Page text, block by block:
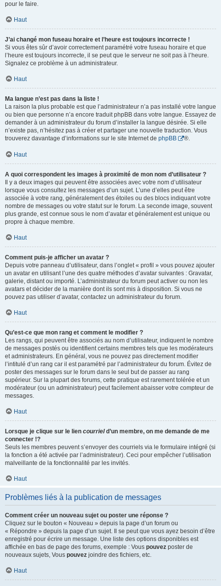
pour le faire.
Haut
J’ai changé mon fuseau horaire et l’heure est toujours incorrecte !
Si vous êtes sûr d’avoir correctement paramétré votre fuseau horaire et que
l’heure est toujours incorrecte, il se peut que le serveur ne soit pas à l’heure.
Signalez ce problème à un administrateur.
Haut
Ma langue n’est pas dans la liste !
La raison la plus probable est que l’administrateur n’a pas installé votre langue
ou bien que personne n’a encore traduit phpBB dans votre langue. Essayez de
demander à un administrateur du forum d’installer la langue désirée. Si elle
n’existe pas, n’hésitez pas à créer et partager une nouvelle traduction. Vous
trouverez davantage d’informations sur le site Internet de phpBB ®.
Haut
A quoi correspondent les images à proximité de mon nom d’utilisateur ?
Il y a deux images qui peuvent être associées avec votre nom d’utilisateur
lorsque vous consultez les messages d’un sujet. L’une d’elles peut être
associée à votre rang, généralement des étoiles ou des blocs indiquant votre
nombre de messages ou votre statut sur le forum. La seconde image, souvent
plus grande, est connue sous le nom d’avatar et généralement est unique ou
propre à chaque membre.
Haut
Comment puis-je afficher un avatar ?
Depuis votre panneau d’utilisateur, dans l’onglet « profil » vous pouvez ajouter
un avatar en utilisant l’une des quatre méthodes d’avatar suivantes : Gravatar,
galerie, distant ou importé. L’administrateur du forum peut activer ou non les
avatars et décider de la manière dont ils sont mis à disposition. Si vous ne
pouvez pas utiliser d’avatar, contactez un administrateur du forum.
Haut
Qu’est-ce que mon rang et comment le modifier ?
Les rangs, qui peuvent être associés au nom d’utilisateur, indiquent le nombre
de messages postés ou identifient certains membres tels que les modérateurs
et administrateurs. En général, vous ne pouvez pas directement modifier
l’intitulé d’un rang car il est paramétré par l’administrateur du forum. Évitez de
poster des messages sur le forum dans le seul but de passer au rang
supérieur. Sur la plupart des forums, cette pratique est rarement tolérée et un
modérateur (ou un administrateur) peut facilement abaisser votre compteur de
messages.
Haut
Lorsque je clique sur le lien courrield’un membre, on me demande de me
connecter !?
Seuls les membres peuvent s’envoyer des courriels via le formulaire intégré (si
la fonction a été activée par l’administrateur). Ceci pour empêcher l’utilisation
malveillante de la fonctionnalité par les invités.
Haut
Problèmes liés à la publication de messages
Comment créer un nouveau sujet ou poster une réponse ?
Cliquez sur le bouton « Nouveau » depuis la page d’un forum ou
« Répondre » depuis la page d’un sujet. Il se peut que vous ayez besoin d’être
enregistré pour écrire un message. Une liste des options disponibles est
affichée en bas de page des forums, exemple : Vous pouvez poster de
nouveaux sujets, Vous pouvez joindre des fichiers, etc.
Haut